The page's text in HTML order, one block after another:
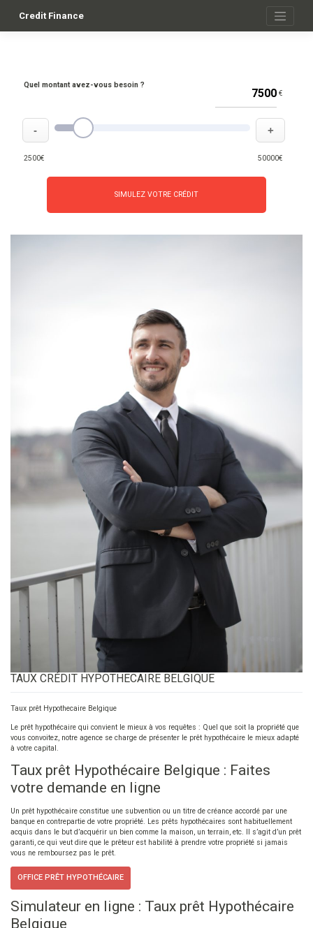
Credit Finance
Quel montant avez-vous besoin ?
€
- +
2500€ 50000€
SIMULEZ VOTRE CRÉDIT
TAUX CRÉDIT HYPOTHECAIRE BELGIQUE
Taux prêt Hypothecaire Belgique
Le prêt hypothécaire qui convient le mieux à vos requêtes : Quel que soit la propriété que
vous convoitez, notre agence se charge de présenter le prêt hypothécaire le mieux adapté
à votre capital.
Taux prêt Hypothécaire Belgique : Faites
votre demande en ligne
Un prêt hypothécaire constitue une subvention ou un titre de créance accordé par une
banque en contrepartie de votre propriété. Les prêts hypothécaires sont habituellement
acquis dans le but d’acquérir un bien comme la maison, un terrain, etc. Il s’agit d’un prêt
garanti, ce qui veut dire que le prêteur est habilité à prendre votre propriété si jamais
vous ne remboursez pas le prêt.
OFFICE PRÊT HYPOTHÉCAIRE
Simulateur en ligne : Taux prêt Hypothécaire
Belgique